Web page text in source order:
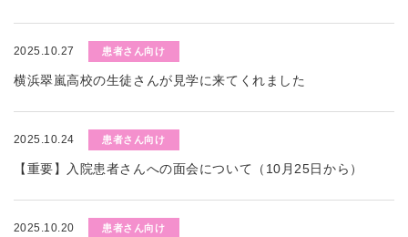
2025.10.27 患者さん向け
横浜翠嵐高校の生徒さんが見学に来てくれました
2025.10.24 患者さん向け
【重要】入院患者さんへの面会について（10月25日から）
2025.10.20 患者さん向け